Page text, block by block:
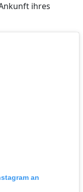
ihres
an